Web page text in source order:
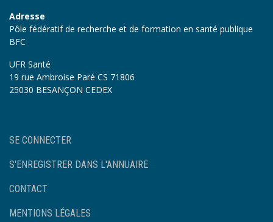
Adresse
Pôle fédératif de recherche et de formation en santé publique
BFC
UFR Santé
19 rue Ambroise Paré CS 71806
25030 BESANÇON CEDEX
User
account
menu
SE CONNECTER
S'ENREGISTRER DANS L'ANNUAIRE
Footer
CONTACT
MENTIONS LÉGALES